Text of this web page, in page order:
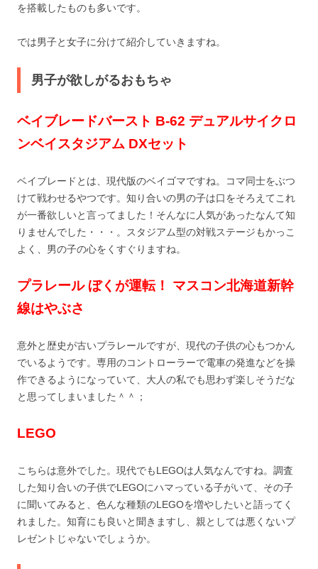
を搭載したものも多いです。
では男子と女子に分けて紹介していきますね。
男子が欲しがるおもちゃ
ベイブレードバースト B-62 デュアルサイクロ
ンベイスタジアム DXセット
ベイブレードとは、現代版のベイゴマですね。コマ同士をぶつ
けて戦わせるやつです。知り合いの男の子は口をそろえてこれ
が一番欲しいと言ってました！そんなに人気があったなんて知
りませんでした・・・。スタジアム型の対戦ステージもかっこ
よく、男の子の心をくすぐりますね。
プラレール ぼくが運転！ マスコン北海道新幹
線はやぶさ
意外と歴史が古いプラレールですが、現代の子供の心もつかん
でいるようです。専用のコントローラーで電車の発進などを操
作できるようになっていて、大人の私でも思わず楽しそうだな
と思ってしまいました＾＾；
LEGO
こちらは意外でした。現代でもLEGOは人気なんですね。調査
した知り合いの子供でLEGOにハマっている子がいて、その子
に聞いてみると、色んな種類のLEGOを増やしたいと語ってく
れました。知育にも良いと聞きますし、親としては悪くないプ
レゼントじゃないでしょうか。